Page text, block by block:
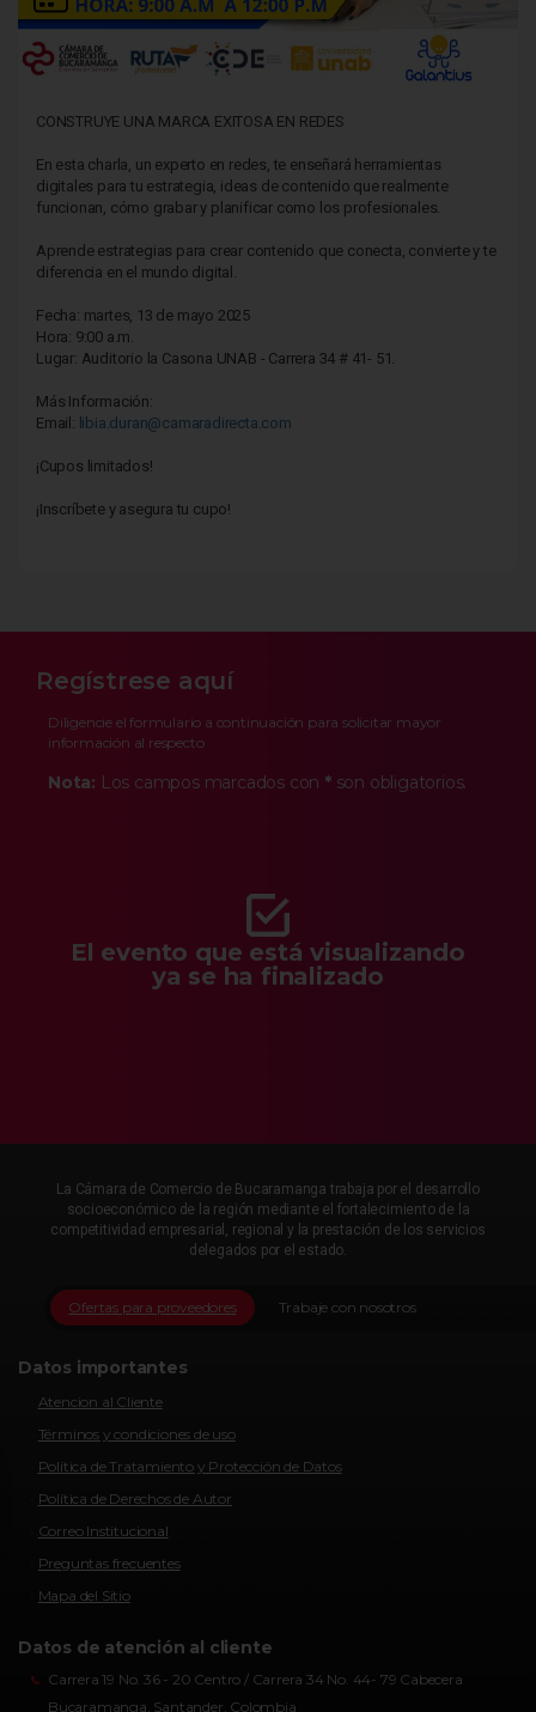
CONSTRUYE UNA MARCA EXITOSA EN REDES
En esta charla, un experto en redes, te enseñará herramientas
digitales para tu estrategia, ideas de contenido que realmente
funcionan, cómo grabar y planificar como los profesionales.
Aprende estrategias para crear contenido que conecta, convierte y te
diferencia en el mundo digital.
Fecha: martes, 13 de mayo 2025
Hora: 9:00 a.m.
Lugar: Auditorio la Casona UNAB - Carrera 34 # 41- 51.
Más Información:
Email: libia.duran@camaradirecta.com
¡Cupos limitados!
¡Inscríbete y asegura tu cupo!
Regístrese aquí
Diligencie el formulario a continuación para solicitar mayor
información al respecto
Nota: Los campos marcados con *son obligatorios.
El evento que está visualizando
ya se ha finalizado
La Cámara de Comercio de Bucaramanga trabaja por el desarrollo
socioeconómico de la región mediante el fortalecimiento de la
competitividad empresarial, regional y la prestación de los servicios
delegados por el estado.
Trabaje con nosotros
Ofertas para proveedores
Datos importantes
Atencion al Cliente
Términos y condiciones de uso
Política de Tratamiento y Protección de Datos
Política de Derechos de Autor
Correo Institucional
Preguntas frecuentes
Mapa del Sitio
Datos de atención al cliente
Carrera 19 No. 36 - 20 Centro / Carrera 34 No. 44- 79 Cabecera
Bucaramanga, Santander, Colombia